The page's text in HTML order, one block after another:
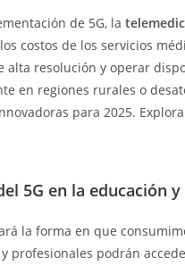
de 5G, la
costos de los servicios
alta resolución y operar
en regiones rurales o
para 2025.
5G en la educación
la forma en que
profesionales podrán